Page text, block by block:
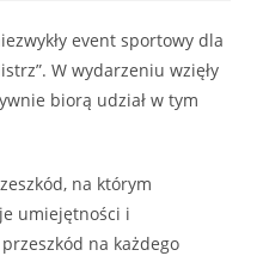
event sportowy dla
W wydarzeniu wzięły
biorą udział w tym
na którym
umiejętności i
na każdego